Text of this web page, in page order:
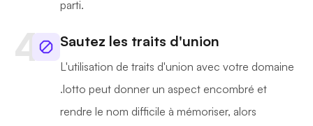
parti.
Sautez les traits d'union
L'utilisation de traits d'union avec votre domaine
.lotto peut donner un aspect encombré et
rendre le nom difficile à mémoriser, alors